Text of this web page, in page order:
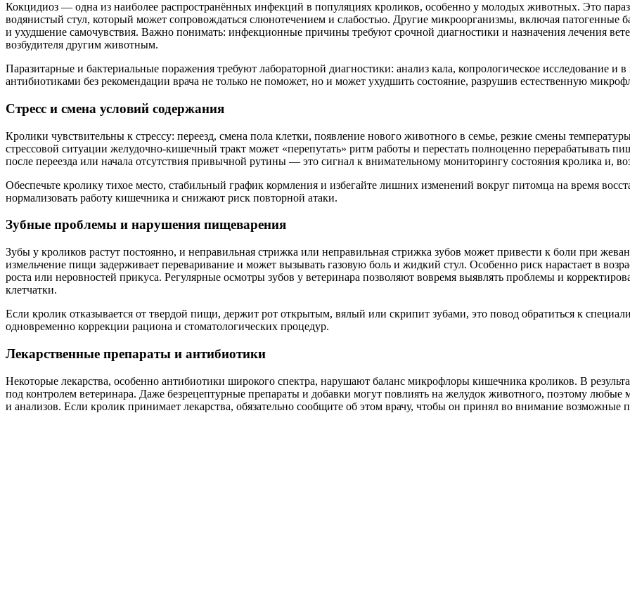
Кокцидиоз — одна из наиболее распространённых инфекций в популяциях кроликов, особенно у молодых животных. Это
водянистый стул, который может сопровождаться слюнотечением и слабостью. Другие микроорганизмы, включая патогенные
и ухудшение самочувствия. Важно понимать: инфекционные причины требуют срочной диагностики и назначения лечения
возбудителя другим животным.
Паразитарные и бактериальные поражения требуют лабораторной диагностики: анализ кала, копрологическое исследование
антибиотиками без рекомендации врача не только не поможет, но и может ухудшить состояние, разрушив естественную
Стресс и смена условий содержания
Кролики чувствительны к стрессу: переезд, смена пола клетки, появление нового животного в семье, резкие смены
стрессовой ситуации желудочно-кишечный тракт может «перепутать» ритм работы и перестать полноценно перерабатывать
после переезда или начала отсутствия привычной рутины — это сигнал к внимательному мониторингу состояния кролика и,
Обеспечьте кролику тихое место, стабильный график кормления и избегайте лишних изменений вокруг питомца на время
нормализовать работу кишечника и снижают риск повторной атаки.
Зубные проблемы и нарушения пищеварения
Зубы у кроликов растут постоянно, и неправильная стрижка или неправильная стрижка зубов может привести к боли при
измельчение пищи задерживает переваривание и может вызывать газовую боль и жидкий стул. Особенно риск нарастает в
роста или неровностей прикуса. Регулярные осмотры зубов у ветеринара позволяют вовремя выявлять проблемы и
клетчатки.
Если кролик отказывается от твердой пищи, держит рот открытым, вялый или скрипит зубами, это повод обратиться к
одновременно коррекции рациона и стоматологических процедур.
Лекарственные препараты и антибиотики
Некоторые лекарства, особенно антибиотики широкого спектра, нарушают баланс микрофлоры кишечника кроликов. В
под контролем ветеринара. Даже безрецептурные препараты и добавки могут повлиять на желудок животного, поэтому
и анализов. Если кролик принимает лекарства, обязательно сообщите об этом врачу, чтобы он принял во внимание